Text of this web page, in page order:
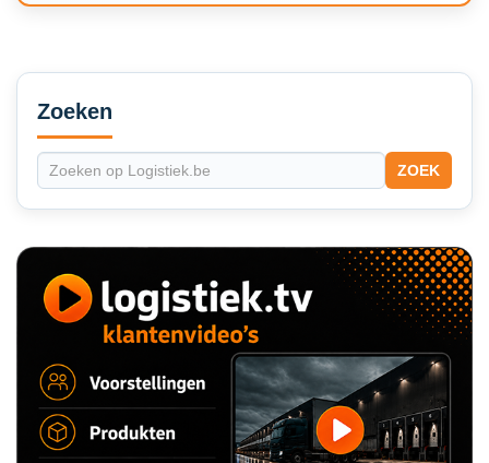
Secondary
Sidebar
Zoeken
ZOEK